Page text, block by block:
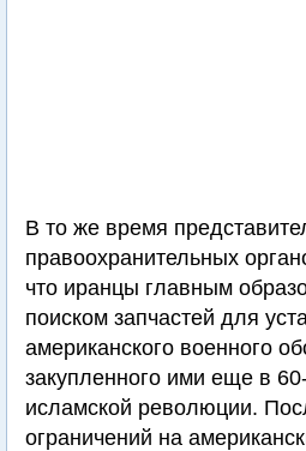
В то же время
правоохранительных
что иранцы главным
поиском запчастей для
американского военного
закупленного ими еще в
исламской революции.
ограничений на